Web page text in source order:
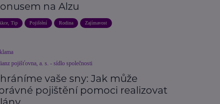
na Alzu
Tip Pojištění Rodina Zajímavost
pojišťovna, a. s. - sídlo společnosti
vaše sny: Jak může
pojištění pomoci realizovat